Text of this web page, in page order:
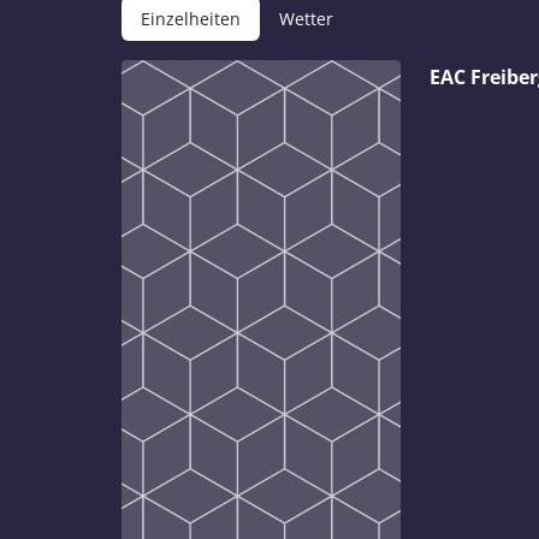
Einzelheiten Wetter
EAC